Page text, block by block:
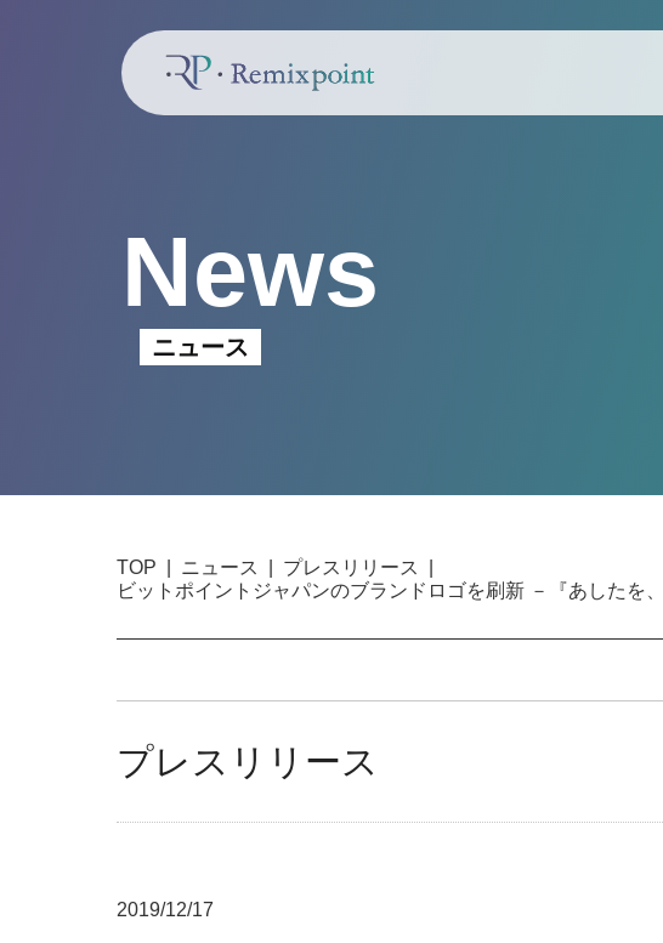
News
ニュース
TOP ニュース
プレスリリース
ビットポイントジャパンのブランドロゴを刷新 －『あしたを
プレスリリース
2019/12/17